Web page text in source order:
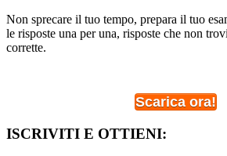
Non sprecare il tuo tempo, prepara il tuo
le risposte una per una, risposte che non
corrette.
Scarica ora!
ISCRIVITI E OTTIENI: